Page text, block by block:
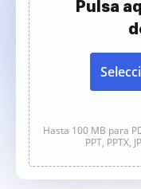
Pulsa
Hasta 100 MB para
PPT, PPTX,